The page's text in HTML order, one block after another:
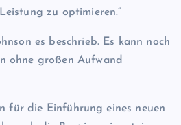
zu optimieren.“
es beschrieb. Es kann noch
ohne großen Aufwand
für die Einführung eines neuen